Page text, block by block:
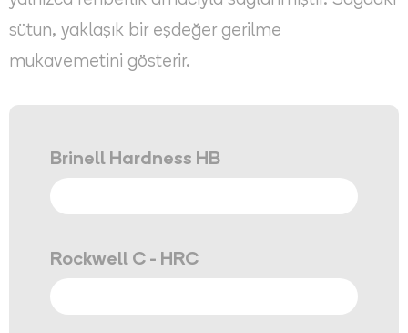
sütun, yaklaşık bir eşdeğer gerilme
mukavemetini gösterir.
Brinell Hardness HB
Rockwell C - HRC